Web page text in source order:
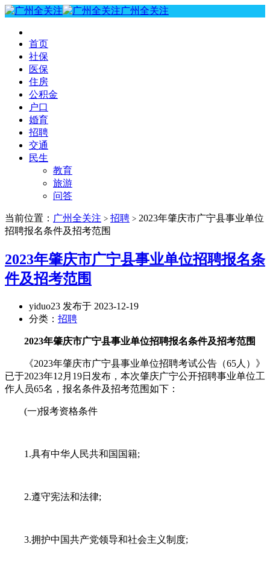
广州全关注
首页
社保
医保
住房
公积金
户口
婚育
招聘
交通
民生
教育
旅游
问答
当前位置： 广州全关注 > 招聘 > 2023年肇庆市广宁县事业单位
招聘报名条件及招考范围
2023年肇庆市广宁县事业单位招聘报名条
件及招考范围
yiduo23 发布于 2023-12-19
分类： 招聘
2023年肇庆市广宁县事业单位招聘报名条件及招考范围
《2023年肇庆市广宁县事业单位招聘考试公告（65人）》
已于2023年12月19日发布，本次肇庆广宁公开招聘事业单位工
作人员65名，报名条件及招考范围如下：
(一)报考资格条件
1.具有中华人民共和国国籍;
2.遵守宪法和法律;
3.拥护中国共产党领导和社会主义制度;